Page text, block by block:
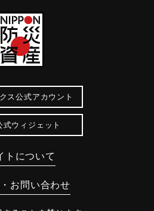
ス公式アカウント
式ウィジェット
トについて
お問い合わせ